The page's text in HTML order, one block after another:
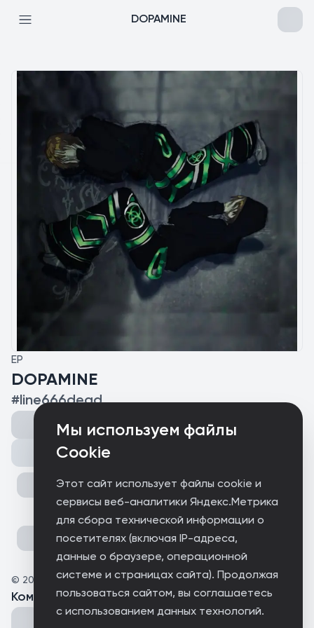
Мы используем файлы
Cookie
Этот сайт использует файлы cookie и
сервисы веб-аналитики Яндекс.Метрика
для сбора технической информации о
посетителях (включая IP-адреса,
данные о браузере, операционной
системе и страницах сайта). Продолжая
пользоваться сайтом, вы соглашаетесь
с использованием данных технологий.
DOPAMINE
EP
DOPAMINE
#line666dead
© 2026 linedead
Комментарии(0 )